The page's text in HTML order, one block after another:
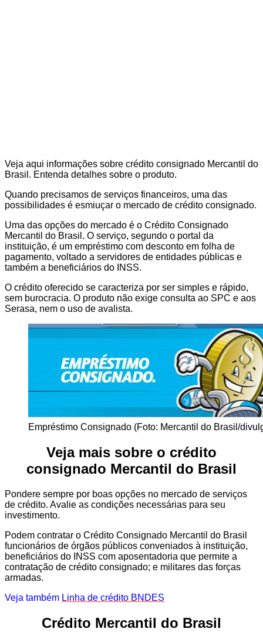
Veja aqui informações sobre crédito consignado Mercantil do
Brasil. Entenda detalhes sobre o produto.
Quando precisamos de serviços financeiros, uma das
possibilidades é esmiuçar o mercado de crédito consignado.
Uma das opções do mercado é o Crédito Consignado
Mercantil do Brasil. O serviço, segundo o portal da
instituição, é um empréstimo com desconto em folha de
pagamento, voltado a servidores de entidades públicas e
também a beneficiários do INSS.
O crédito oferecido se caracteriza por ser simples e rápido,
sem burocracia. O produto não exige consulta ao SPC e aos
Serasa, nem o uso de avalista.
Empréstimo Consignado (Foto: Mercantil do Brasil/
Veja mais sobre o crédito
consignado Mercantil do Brasil
Pondere sempre por boas opções no mercado de serviços
de crédito. Avalie as condições necessárias para seu
investimento.
Podem contratar o Crédito Consignado Mercantil do Brasil
funcionários de órgãos públicos conveniados à instituição,
beneficiários do INSS com aposentadoria que permite a
contratação de crédito consignado; e militares das forças
armadas.
Veja também Linha de crédito BNDES
Crédito Mercantil do Brasil